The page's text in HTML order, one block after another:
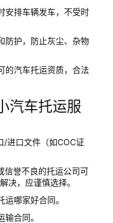
安排车辆发车，不受时
防护，防止灰尘、杂物
的汽车托运资质，合法
汽车托运服
/进口文件（如COC证
信誉不良的托运公司可
决，应谨慎选择。
哪家好合同。
合同。